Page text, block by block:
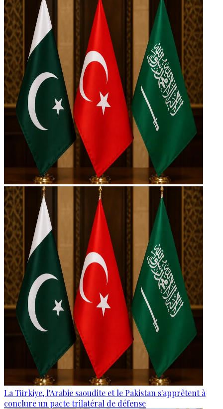
La Türkiye, l'Arabie saoudite et le Pakistan s'apprêtent à
conclure un pacte trilatéral de défense